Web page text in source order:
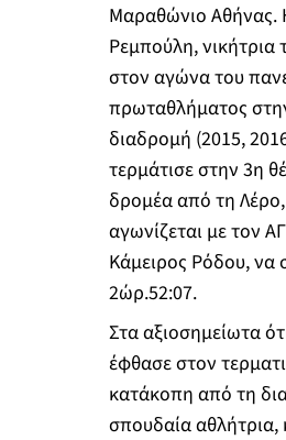
Μαραθώνιο Αθήνας.
Ρεμπούλη, νικήτρια
στον αγώνα του
πρωταθλήματος
διαδρομή (2015,
τερμάτισε στην 3η
δρομέα από τη
αγωνίζεται με τον
Κάμειρος Ρόδου, να
2ώρ.52:07.
Στα αξιοσημείωτα
έφθασε στον
κατάκοπη από τη
σπουδαία αθλήτρια,